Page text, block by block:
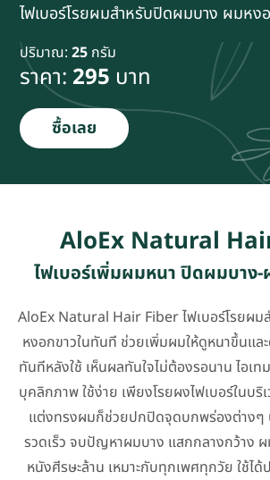
ไฟเบอร์โรยผมสำหรับปิดผมบาง ผมหง
ปริมาณ: 25 กรัม
ราคา: 295 บาท
ซื้อเลย
AloEx Natural
ไฟเบอร์เพิ่มผมหนา ปิดผมบาง
AloEx Natural Hair Fiber ไฟเบอร์โรยผ
หงอกขาวในทันที ช่วยเพิ่มผมให้ดูหนาขึ้นแล
ทันทีหลังใช้ เห็นผลทันใจไม่ต้องรอนาน ไอเท
บุคลิกภาพ ใช้ง่าย เพียงโรยผงไฟเบอร์ในบ
แต่งทรงผมก็ช่วยปกปิดจุดบกพร่องต่างๆ
รวดเร็ว จบปัญหาผมบาง แสกกลางกว้าง
หนังศีรษะล้าน เหมาะกับทุกเพศทุกวัย ใช้ได้